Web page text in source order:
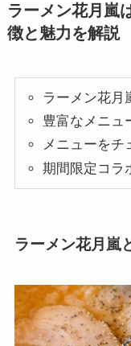
ラーメン花月嵐
徴と魅力を解説
ラーメン花月
豊富なメニュ
メニューをチ
期間限定コラ
ラーメン花月嵐